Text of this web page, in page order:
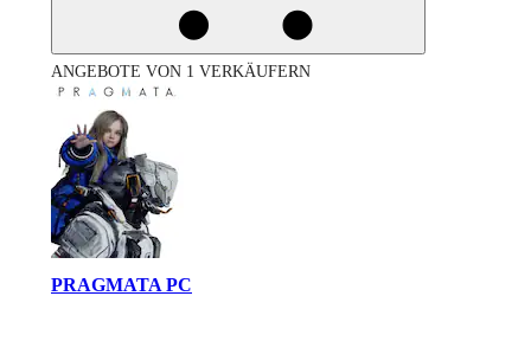
ANGEBOTE VON 1 VERKÄUFERN
PRAGMATA PC